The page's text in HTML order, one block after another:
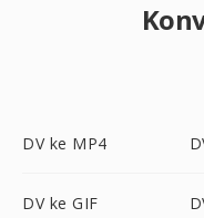
DV ke MP4
DV ke GIF